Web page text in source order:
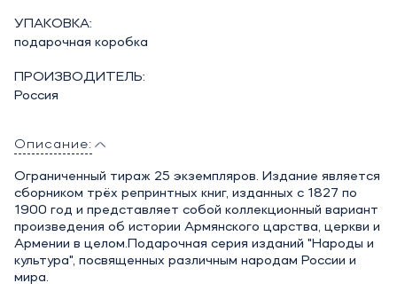
УПАКОВКА:
подарочная коробка
ПРОИЗВОДИТЕЛЬ:
Россия
Описание:
Ограниченный тираж 25 экземпляров. Издание является
сборником трёх репринтных книг, изданных с 1827 по
1900 год и представляет собой коллекционный вариант
произведения об истории Армянского царства, церкви и
Армении в целом.Подарочная серия изданий "Народы и
культура", посвященных различным народам России и
мира.